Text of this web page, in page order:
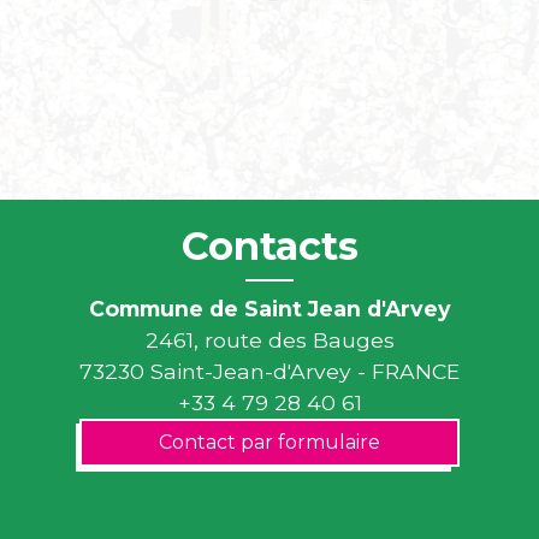
Contacts
Commune de Saint Jean d'Arvey
2461, route des Bauges
73230 Saint-Jean-d'Arvey - FRANCE
+33 4 79 28 40 61
Contact par formulaire